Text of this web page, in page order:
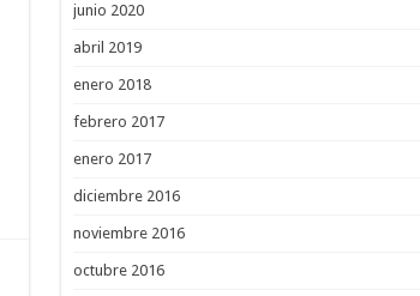
junio 2020
abril 2019
enero 2018
febrero 2017
enero 2017
diciembre 2016
noviembre 2016
octubre 2016